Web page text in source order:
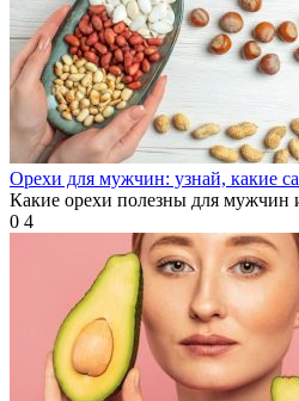
Орехи для мужчин: узнай, какие
Какие орехи полезны для мужчин
0 4